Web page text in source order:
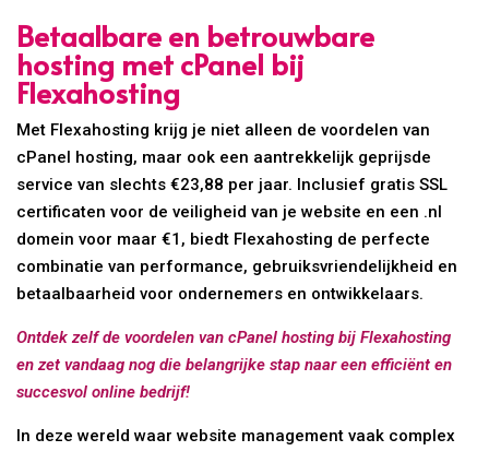
Betaalbare en betrouwbare
hosting met cPanel bij
Flexahosting
Met Flexahosting krijg je niet alleen de voordelen van
cPanel hosting, maar ook een aantrekkelijk geprijsde
service van slechts €23,88 per jaar. Inclusief gratis SSL
certificaten voor de veiligheid van je website en een .nl
domein voor maar €1, biedt Flexahosting de perfecte
combinatie van performance, gebruiksvriendelijkheid en
betaalbaarheid voor ondernemers en ontwikkelaars.
Ontdek zelf de voordelen van cPanel hosting bij Flexahosting
en zet vandaag nog die belangrijke stap naar een efficiënt en
succesvol online bedrijf!
In deze wereld waar website management vaak complex